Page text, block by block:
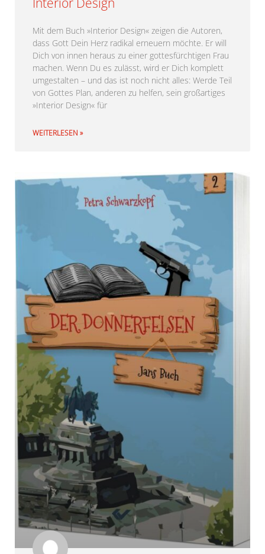
Mit dem Buch »Interior Design« zeigen die Autoren,
dass Gott Dein Herz radikal erneuern möchte. Er will
Dich von innen heraus zu einer gottesfürchtigen Frau
machen. Wenn Du es zulässt, wird er Dich komplett
umgestalten – und das ist noch nicht alles: Werde Teil
von Gottes Plan, anderen zu helfen, sein großartiges
»Interior Design« für
WEITERLESEN »